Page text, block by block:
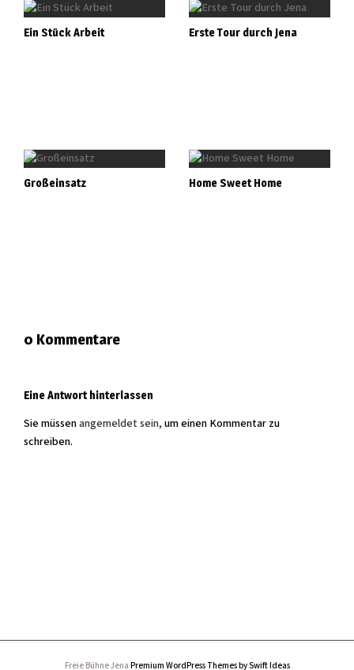
Ein Stück Arbeit Erste Tour durch Jena
Großeinsatz Home Sweet Home
0 Kommentare
Eine Antwort hinterlassen
Sie müssenangemeldet sein, um einen Kommentar zu
schreiben.
Freie Bühne Jena Premium WordPress Themes by Swift Ideas